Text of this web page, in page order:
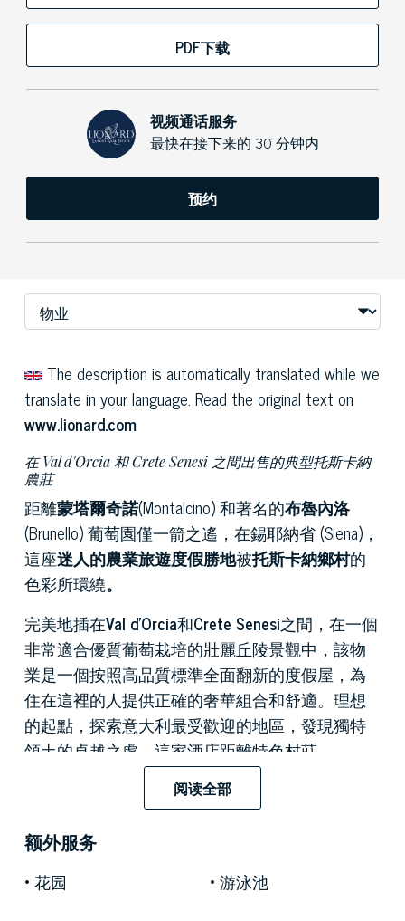
PDF下载
视频通话服务
最快在接下来的 30 分钟内
预约
The description is automatically translated while we
translate in your language. Read the original text on
www.lionard.com
在 Val d'Orcia 和 Crete Senesi 之間出售的典型托斯卡納
農莊
距離蒙塔爾奇諾(Montalcino) 和著名的布魯內洛
(Brunello) 葡萄園僅一箭之遙，在錫耶納省 (Siena)，
這座迷人的農業旅遊度假勝地被托斯卡納鄉村的
色彩所環繞。
完美地插在Val d'Orcia和Crete Senesi之間，在一個
非常適合優質葡萄栽培的壯麗丘陵景觀中，該物
業是一個按照高品質標準全面翻新的度假屋，為
住在這裡的人提供正確的奢華組合和舒適。理想
的起點，探索意大利最受歡迎的地區，發現獨特
領土的卓越之處，這家酒店距離特色村莊
Buonconvento 僅 3 公里，距離 San Quirico d'Orcia 和
蒙塔爾奇諾 9 公里，距離蒙特普爾恰諾 30 公里，
距離錫耶納。
覆蓋著結構的特色裸露磚塊，被選為在
阅读全部
额外服务
花园 游泳池